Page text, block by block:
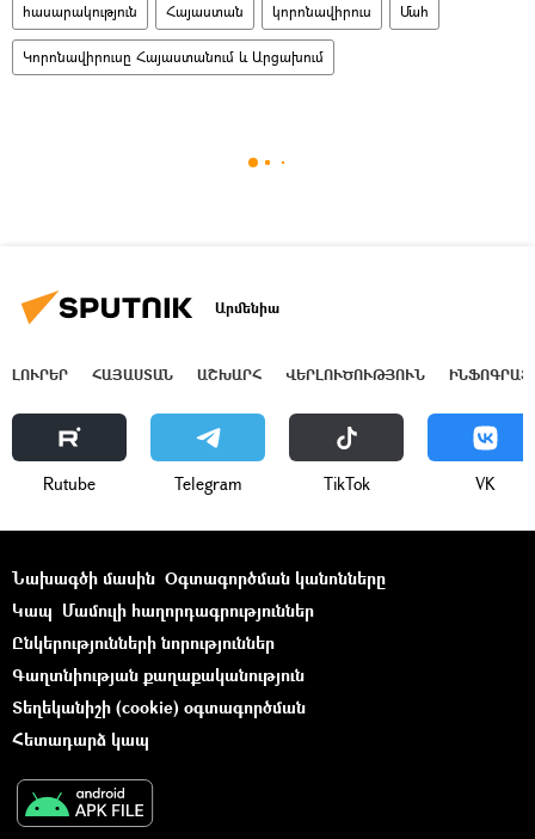
հասարակություն Հայաստան կորոնավիրուս Մահ
Կորոնավիրուսը Հայաստանում և Արցախում
Արմենիա
ԼՈՒՐԵՐ ՀԱՅԱՍՏԱՆ ԱՇԽԱՐՀ ՎԵՐԼՈՒԾՈՒԹՅՈՒՆ
Rutube Telegram ТikТоk VK
Նախագծի մասին Օգտագործման կանոնները
Կապ Մամուլի հաղորդագրություններ
Ընկերությունների նորություններ
Գաղտնիության քաղաքականություն
Տեղեկանիշի (cookie) օգտագործման
Հետադարձ կապ